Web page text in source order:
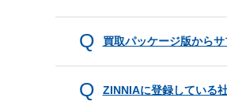
買取パッケージ版から
ZINNIAに登録している